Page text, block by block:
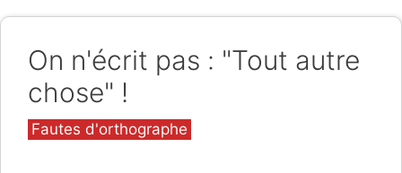
On n'écrit pas : "Tout autre
chose" !
Catégories
Fautes d'orthographe